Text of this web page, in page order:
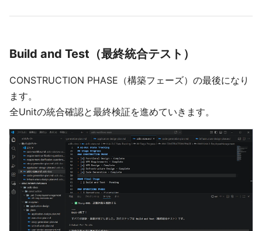
Build and Test（最終統合テスト）
CONSTRUCTION PHASE（構築フェーズ）の最後になり
ます。
全Unitの統合確認と最終検証を進めていきます。